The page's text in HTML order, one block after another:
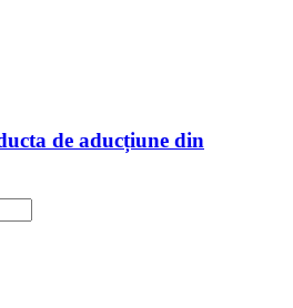
de aducțiune din